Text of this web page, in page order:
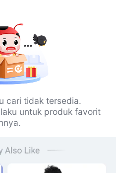
cari tidak tersedia.
untuk produk favorit